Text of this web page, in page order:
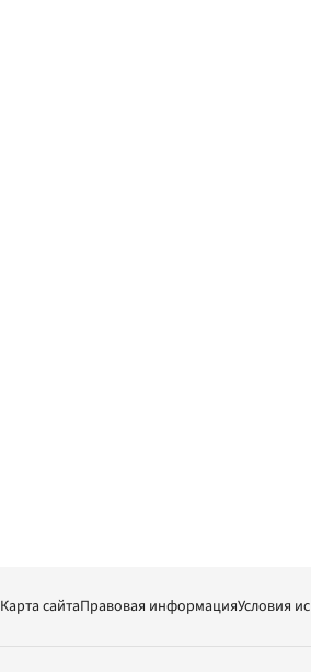
Карта сайтаПравовая информацияУсловия